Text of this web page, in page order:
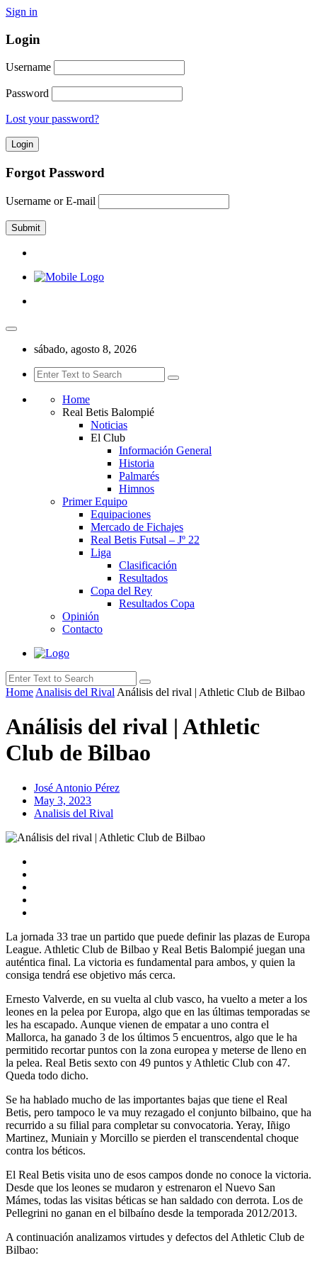
Sign in
Login
Username
Password
Lost your password?
Forgot Password
Username or E-mail
sábado, agosto 8, 2026
Home
Real Betis Balompié
Noticias
El Club
Información General
Historia
Palmarés
Himnos
Primer Equipo
Equipaciones
Mercado de Fichajes
Real Betis Futsal – Jº 22
Liga
Clasificación
Resultados
Copa del Rey
Resultados Copa
Opinión
Contacto
Home Analisis del Rival Análisis del rival | Athletic Club de Bilbao
Análisis del rival | Athletic
Club de Bilbao
José Antonio Pérez
May 3, 2023
Analisis del Rival
La jornada 33 trae un partido que puede definir las plazas de Europa
League. Athletic Club de Bilbao y Real Betis Balompié juegan una
auténtica final. La victoria es fundamental para ambos, y quien la
consiga tendrá ese objetivo más cerca.
Ernesto Valverde, en su vuelta al club vasco, ha vuelto a meter a los
leones en la pelea por Europa, algo que en las últimas temporadas se
les ha escapado. Aunque vienen de empatar a uno contra el
Mallorca, ha ganado 3 de los últimos 5 encuentros, algo que le ha
permitido recortar puntos con la zona europea y meterse de lleno en
la pelea. Real Betis sexto con 49 puntos y Athletic Club con 47.
Queda todo dicho.
Se ha hablado mucho de las importantes bajas que tiene el Real
Betis, pero tampoco le va muy rezagado el conjunto bilbaino, que ha
recurrido a su filial para completar su convocatoria. Yeray, Iñigo
Martinez, Muniain y Morcillo se pierden el transcendental choque
contra los béticos.
El Real Betis visita uno de esos campos donde no conoce la victoria.
Desde que los leones se mudaron y estrenaron el Nuevo San
Mámes, todas las visitas béticas se han saldado con derrota. Los de
Pellegrini no ganan en el bilbaíno desde la temporada 2012/2013.
A continuación analizamos virtudes y defectos del Athletic Club de
Bilbao: